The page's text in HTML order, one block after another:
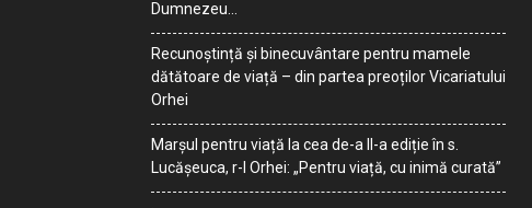
Dumnezeu…
Recunoștință și binecuvântare pentru mamele
dătătoare de viață – din partea preoților Vicariatului
Orhei
Marșul pentru viață la cea de-a II-a ediție în s.
Lucășeuca, r-l Orhei: „Pentru viață, cu inimă curată”